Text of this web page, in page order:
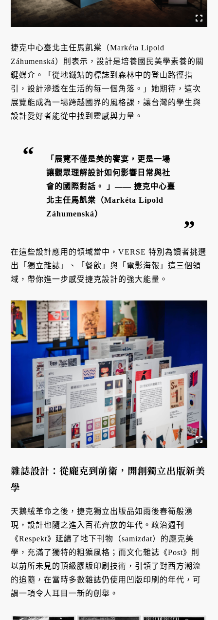
捷克中心臺北主任馬凱棠（Markéta Lipold
Záhumenská）則表示，設計是培養國民美學素養的關
鍵媒介。「從地鐵站的標誌到森林中的登山路徑指
引，設計滲透在生活的每一個角落。」她期待，這次
展覽能成為一場跨越國界的風格課，讓台灣的學生與
設計愛好者能從中找到靈感與力量。
「展覽不僅是美的饗宴，更是一場
讓觀眾理解設計如何影響日常與社
會的國際對話。 」—— 捷克中心臺
北主任馬凱棠（Markéta Lipold
Záhumenská）
在這些設計應用的領域當中，VERSE 特別為讀者挑選
出「獨立雜誌」、「餐飲」與「電影海報」這三個領
域，帶你進一步感受捷克設計的強大能量。
雜誌設計：從龐克到前衛，開創獨立出版新美
學
天鵝絨革命之後，捷克獨立出版品如雨後春筍般湧
現，設計也隨之進入百花齊放的年代。政治週刊
《Respekt》延續了地下刊物（samizdat）的龐克美
學，充滿了獨特的粗獷風格；而文化雜誌《Post》則
以前所未見的頂級膠版印刷技術，引領了對西方潮流
的追隨，在當時多數雜誌仍使用凹版印刷的年代，可
謂一項令人耳目一新的創舉。